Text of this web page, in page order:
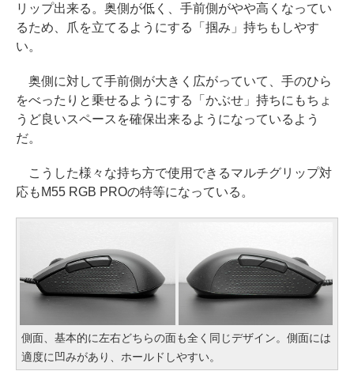
リップ出来る。奥側が低く、手前側がやや高くなってい
るため、爪を立てるようにする「掴み」持ちもしやす
い。
奥側に対して手前側が大きく広がっていて、手のひら
をべったりと乗せるようにする「かぶせ」持ちにもちょ
うど良いスペースを確保出来るようになっているよう
だ。
こうした様々な持ち方で使用できるマルチグリップ対
応もM55 RGB PROの特等になっている。
側面、基本的に左右どちらの面も全く同じデザイン。側面には
適度に凹みがあり、ホールドしやすい。